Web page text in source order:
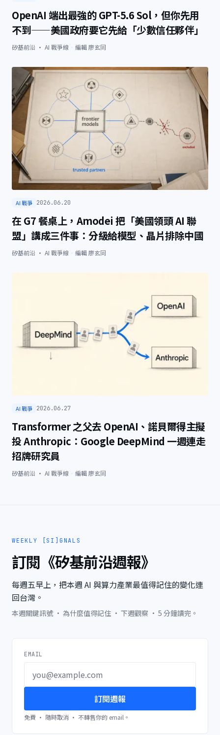
OpenAI 端出最強的 GPT-5.6 Sol，但你先用
不到——美國政府要它先給「少數信任夥伴」
矽基前沿 · AI 戰爭線 編輯廖玄同
AI 戰爭 2026.06.20
在 G7 餐桌上，Amodei 把「美國領頭 AI 聯
盟」講成三件事：分級給模型、晶片排除中國
矽基前沿 · AI 戰爭線 編輯廖玄同
AI 戰爭 2026.06.27
Transformer 之父去 OpenAI、諾貝爾得主擬
投 Anthropic：Google DeepMind 一週連走
招牌研究員
矽基前沿 · AI 戰爭線 編輯廖玄同
WEEKLY [SI]GNALS
訂閱《矽基前沿週報》
每週五早上，把本週 AI 與算力產業最值得記住的變化連
回台灣。
本週關鍵訊號 · 為什麼值得記住 · 下週觀察 · 5 分鐘讀完。
EMAIL
訂閱週報
免費 · 隨時取消 · 不轉售你的 email。